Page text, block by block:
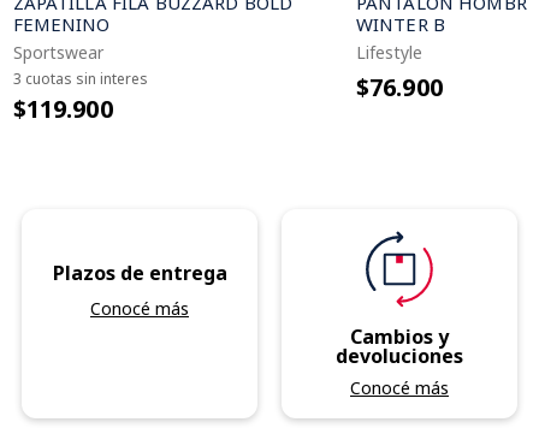
FEMENINO
Sportswear
3 cuotas sin interes
$119.900
WINTER B
Lifestyle
$76.900
Plazos de entrega
Conocé más
Cambios y
devoluciones
Conocé más